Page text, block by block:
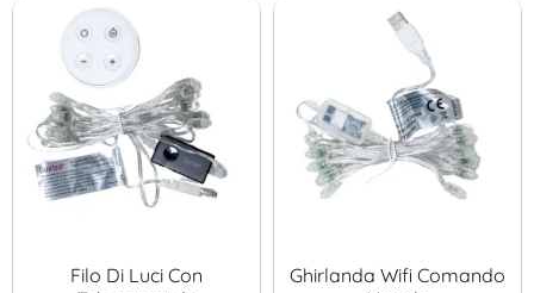
Filo Di Luci Con
Ghirlanda Wifi Comando